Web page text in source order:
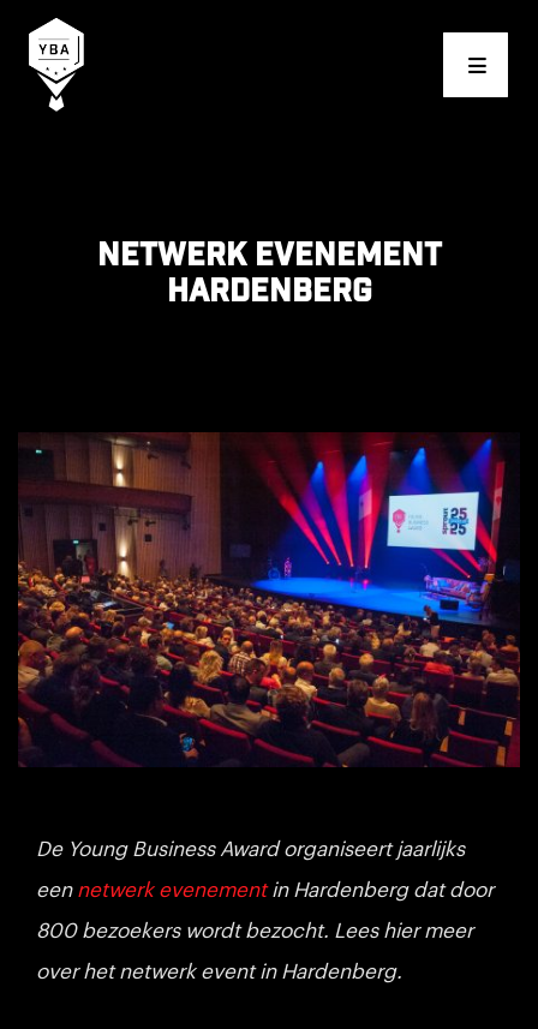
Young Business Award
Netwerk evenement
Hardenberg
De Young Business Award organiseert jaarlijks
een netwerk evenementin Hardenberg dat door
800 bezoekers wordt bezocht. Lees hier meer
over het netwerk event in Hardenberg.